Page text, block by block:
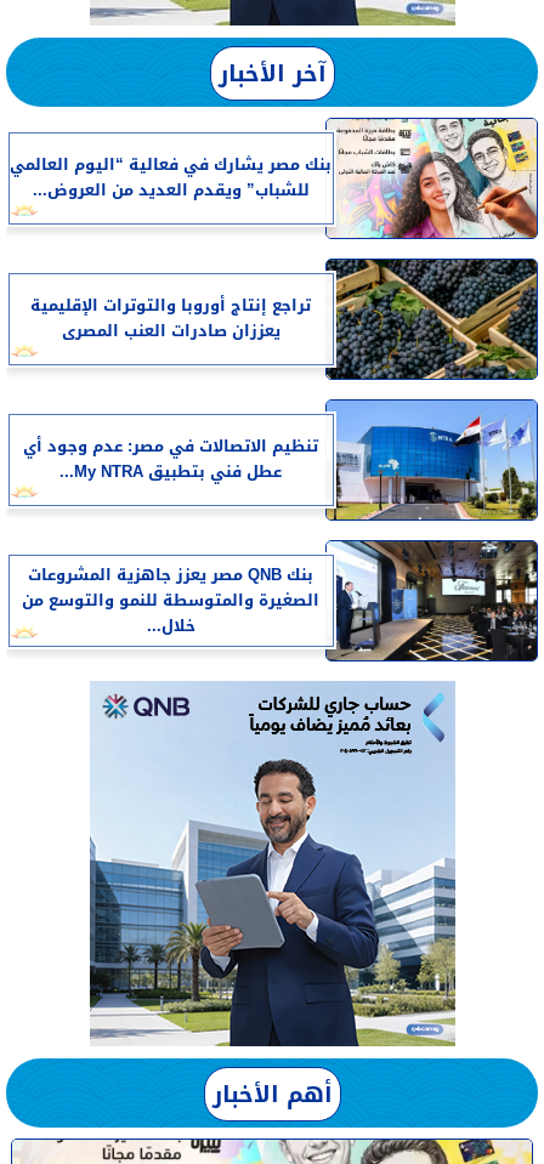
آخر الأخبار
بنك مصر يشارك في فعالية “اليوم العالمي
للشباب” ويقدم العديد من العروض...
تراجع إنتاج أوروبا والتوترات الإقليمية
يعززان صادرات العنب المصرى
تنظيم الاتصالات في مصر: عدم وجود أي
عطل فني بتطبيق My NTRA...
بنك QNB مصر يعزز جاهزية المشروعات
الصغيرة والمتوسطة للنمو والتوسع من
خلال...
أهم الأخبار